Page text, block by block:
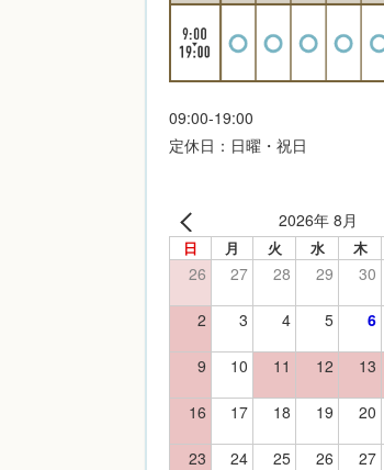
09:00-19:00
定休日：日曜・祝日
2026年 8月
日 月 火 水 木
26 27 28 29 30
2 3 4 5 6
9 10 11 12 13
16 17 18 19 20
23 24 25 26 27